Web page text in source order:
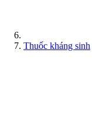
Thuốc kháng sinh